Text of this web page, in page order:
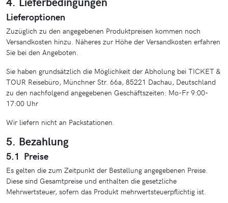
Lieferoptionen
Zuzüglich zu den angegebenen Produktpreisen kommen noch
Versandkosten hinzu. Näheres zur Höhe der Versandkosten erfahren
Sie bei den Angeboten.
Sie haben grundsätzlich die Möglichkeit der Abholung bei TICKET &
TOUR Reisebüro, Münchner Str. 66a, 85221 Dachau, Deutschland
zu den nachfolgend angegebenen Geschäftszeiten: Mo-Fr 9:00-
17:00 Uhr
Wir liefern nicht an Packstationen.
5. Bezahlung
5.1 Preise
Es gelten die zum Zeitpunkt der Bestellung angegebenen Preise.
Diese sind Gesamtpreise und enthalten die gesetzliche
Mehrwertsteuer, sofern das Produkt mehrwertsteuerpflichtig ist.